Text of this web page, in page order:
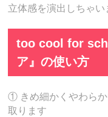
立体感を演出しちゃい
too cool for
ア』の使い方
① きめ細かくやわら
取ります